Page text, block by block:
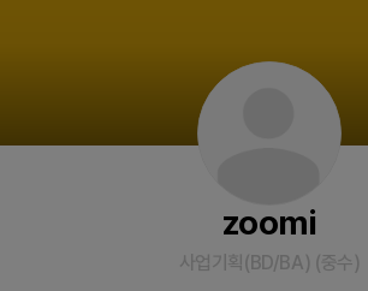
zoomi
사업기획(BD/BA) (중수)